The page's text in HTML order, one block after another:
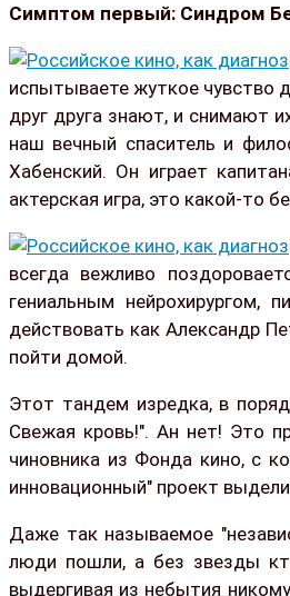
Симптом первый: Синдром
испытываете жуткое чувство
друг друга знают, и снимают
наш вечный спаситель и
Хабенский. Он играет
актерская игра, это какой-то
всегда вежливо
гениальным
действовать как Александр
пойти домой.
Этот тандем изредка, в
Свежая кровь!". Ан нет! Это
чиновника из Фонда кино, с
инновационный" проект
Даже так называемое
люди пошли, а без звезды
выдергивая из небытия